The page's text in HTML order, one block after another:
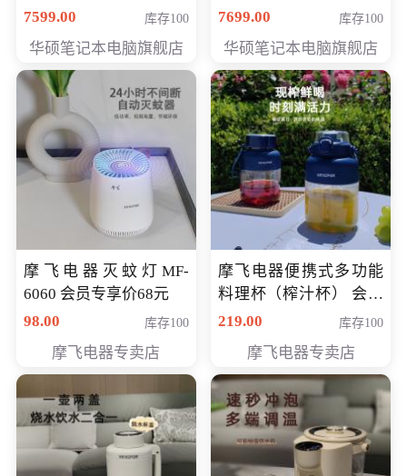
川银 oled 智慧轻薄本 会
7599.00 库存100
华硕笔记本电脑旗舰店
空蓝 oled 智慧轻薄本 会
7699.00 库存100
华硕笔记本电脑旗舰店
摩飞电器灭蚊灯MF-
6060 会员专享价68元
98.00
库存100
摩飞电器专卖店
摩飞电器便携式多功能
料理杯（榨汁杯） 会员
专享价118元
219.00 库存100
摩飞电器专卖店